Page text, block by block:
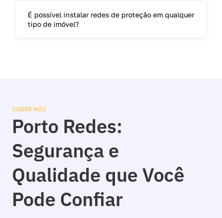
É possível instalar redes de proteção em qualquer
tipo de imóvel?
SOBRE NÓS
Porto Redes:
Segurança e
Qualidade que Você
Pode Confiar